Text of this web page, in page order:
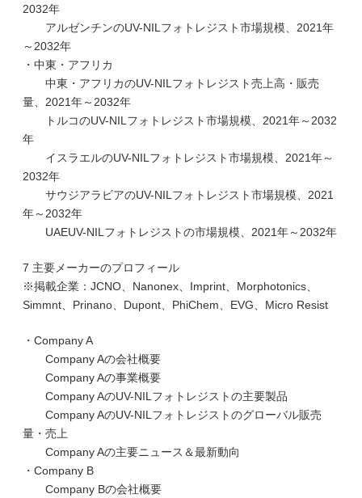
2032年
アルゼンチンのUV-NILフォトレジスト市場規模、2021年
～2032年
・中東・アフリカ
中東・アフリカのUV-NILフォトレジスト売上高・販売
量、2021年～2032年
トルコのUV-NILフォトレジスト市場規模、2021年～2032
年
イスラエルのUV-NILフォトレジスト市場規模、2021年～
2032年
サウジアラビアのUV-NILフォトレジスト市場規模、2021
年～2032年
UAEUV-NILフォトレジストの市場規模、2021年～2032年
7 主要メーカーのプロフィール
※掲載企業：JCNO、Nanonex、Imprint、Morphotonics、
Simmnt、Prinano、Dupont、PhiChem、EVG、Micro Resist
・Company A
Company Aの会社概要
Company Aの事業概要
Company AのUV-NILフォトレジストの主要製品
Company AのUV-NILフォトレジストのグローバル販売
量・売上
Company Aの主要ニュース＆最新動向
・Company B
Company Bの会社概要